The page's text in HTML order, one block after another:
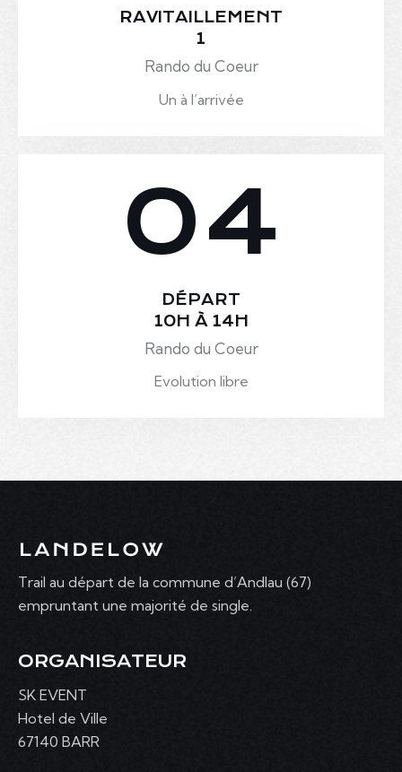
RAVITAILLEMENT
1
Rando du Coeur
Un à l’arrivée
04
DÉPART
10H À 14H
Rando du Coeur
Evolution libre
Trail au départ de la commune d’Andlau (67)
empruntant une majorité de single.
ORGANISATEUR
SK EVENT
Hotel de Ville
67140 BARR